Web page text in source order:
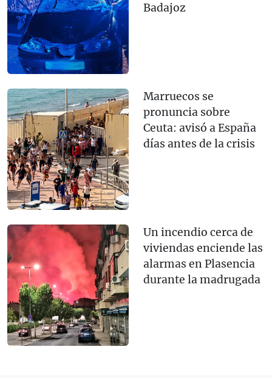
Badajoz
Marruecos se
pronuncia sobre
Ceuta: avisó a España
días antes de la crisis
Un incendio cerca de
viviendas enciende las
alarmas en Plasencia
durante la madrugada